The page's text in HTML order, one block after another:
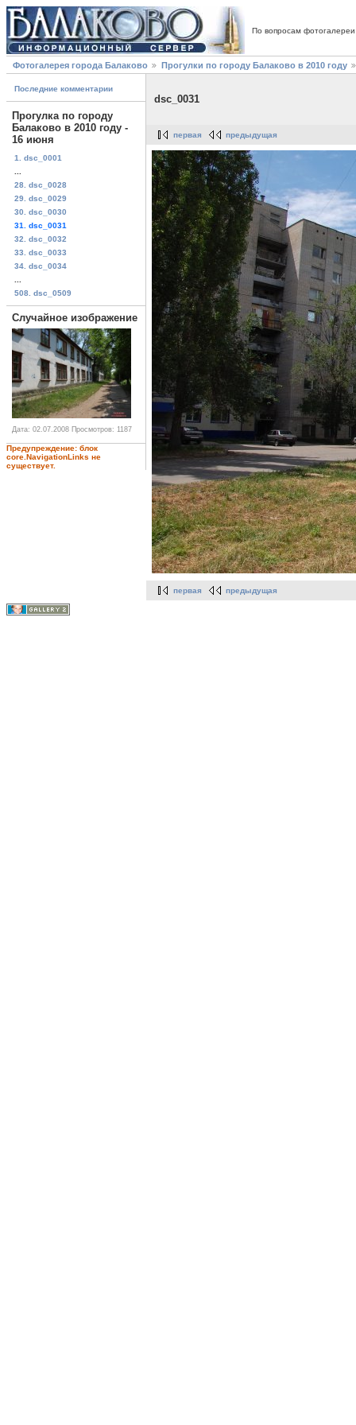
По вопросам
Фотогалерея города Балаково Прогулки по городу Балаково в 2010 году
Последние комментарии
Прогулка по городу
Балаково в 2010 году -
16 июня
1. dsc_0001
28. dsc_0028
29. dsc_0029
30. dsc_0030
31. dsc_0031
32. dsc_0032
33. dsc_0033
34. dsc_0034
508. dsc_0509
Случайное изображение
Дата: 02.07.2008 Просмотров: 1187
Предупреждение: блок
core.NavigationLinks не
существует.
dsc_0031
первая предыдущая
первая предыдущая